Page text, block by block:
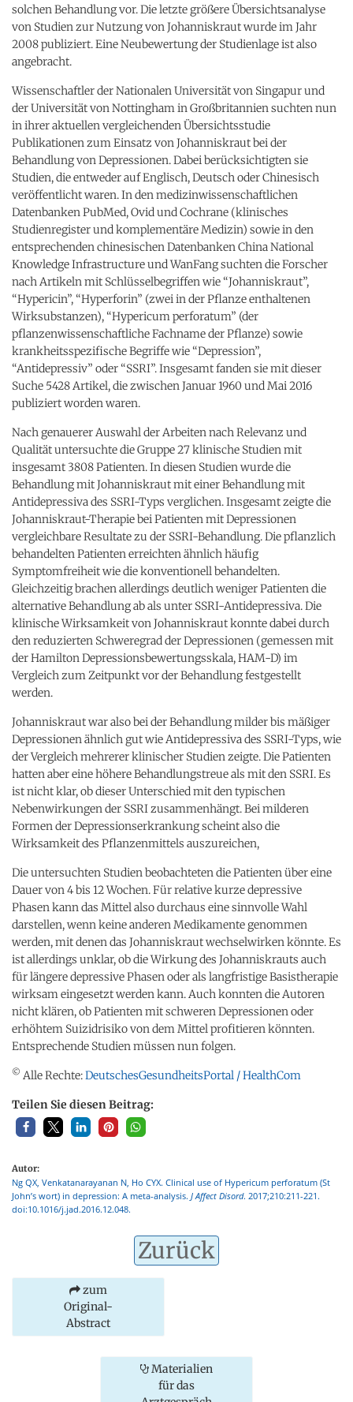
solchen Behandlung vor. Die letzte größere Übersichtsanalyse
von Studien zur Nutzung von Johanniskraut wurde im Jahr
2008 publiziert. Eine Neubewertung der Studienlage ist also
angebracht.
Wissenschaftler der Nationalen Universität von Singapur und
der Universität von Nottingham in Großbritannien suchten nun
in ihrer aktuellen vergleichenden Übersichtsstudie
Publikationen zum Einsatz von Johanniskraut bei der
Behandlung von Depressionen. Dabei berücksichtigten sie
Studien, die entweder auf Englisch, Deutsch oder Chinesisch
veröffentlicht waren. In den medizinwissenschaftlichen
Datenbanken PubMed, Ovid und Cochrane (klinisches
Studienregister und komplementäre Medizin) sowie in den
entsprechenden chinesischen Datenbanken China National
Knowledge Infrastructure und WanFang suchten die Forscher
nach Artikeln mit Schlüsselbegriffen wie “Johanniskraut”,
“Hypericin”, “Hyperforin” (zwei in der Pflanze enthaltenen
Wirksubstanzen), “Hypericum perforatum” (der
pflanzenwissenschaftliche Fachname der Pflanze) sowie
krankheitsspezifische Begriffe wie “Depression”,
“Antidepressiv” oder “SSRI”. Insgesamt fanden sie mit dieser
Suche 5428 Artikel, die zwischen Januar 1960 und Mai 2016
publiziert worden waren.
Nach genauerer Auswahl der Arbeiten nach Relevanz und
Qualität untersuchte die Gruppe 27 klinische Studien mit
insgesamt 3808 Patienten. In diesen Studien wurde die
Behandlung mit Johanniskraut mit einer Behandlung mit
Antidepressiva des SSRI-Typs verglichen. Insgesamt zeigte die
Johanniskraut-Therapie bei Patienten mit Depressionen
vergleichbare Resultate zu der SSRI-Behandlung. Die pflanzlich
behandelten Patienten erreichten ähnlich häufig
Symptomfreiheit wie die konventionell behandelten.
Gleichzeitig brachen allerdings deutlich weniger Patienten die
alternative Behandlung ab als unter SSRI-Antidepressiva. Die
klinische Wirksamkeit von Johanniskraut konnte dabei durch
den reduzierten Schweregrad der Depressionen (gemessen mit
der Hamilton Depressionsbewertungsskala, HAM-D) im
Vergleich zum Zeitpunkt vor der Behandlung festgestellt
werden.
Johanniskraut war also bei der Behandlung milder bis mäßiger
Depressionen ähnlich gut wie Antidepressiva des SSRI-Typs, wie
der Vergleich mehrerer klinischer Studien zeigte. Die Patienten
hatten aber eine höhere Behandlungstreue als mit den SSRI. Es
ist nicht klar, ob dieser Unterschied mit den typischen
Nebenwirkungen der SSRI zusammenhängt. Bei milderen
Formen der Depressionserkrankung scheint also die
Wirksamkeit des Pflanzenmittels auszureichen,
Die untersuchten Studien beobachteten die Patienten über eine
Dauer von 4 bis 12 Wochen. Für relative kurze depressive
Phasen kann das Mittel also durchaus eine sinnvolle Wahl
darstellen, wenn keine anderen Medikamente genommen
werden, mit denen das Johanniskraut wechselwirken könnte. Es
ist allerdings unklar, ob die Wirkung des Johanniskrauts auch
für längere depressive Phasen oder als langfristige Basistherapie
wirksam eingesetzt werden kann. Auch konnten die Autoren
nicht klären, ob Patienten mit schweren Depressionen oder
erhöhtem Suizidrisiko von dem Mittel profitieren könnten.
Entsprechende Studien müssen nun folgen.
© Alle Rechte:DeutschesGesundheitsPortal / HealthCom
Teilen Sie diesen Beitrag:
Autor:
Ng QX, Venkatanarayanan N, Ho CYX. Clinical use of Hypericum perforatum (St
John’s wort) in depression: A meta-analysis. J Affect Disord. 2017;210:211-221.
doi:10.1016/j.jad.2016.12.048.
Zurück
zum
Original-
Abstract
Materialien
für das